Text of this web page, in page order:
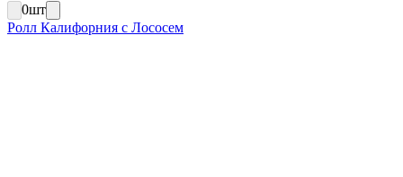
0шт
Ролл Калифорния с Лососем